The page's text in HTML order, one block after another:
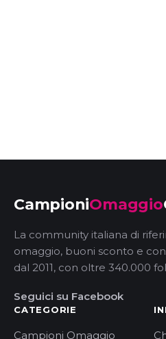
CampioniOmaggio
La community italiana di
omaggio, buoni sconto e
dal 2011, con oltre 340.000
Seguici su Facebook
CATEGORIE
Campioni Omaggio